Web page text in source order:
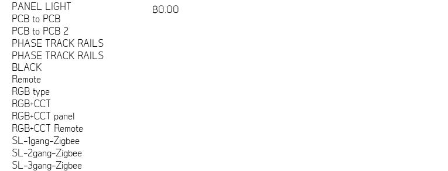
PANEL LIGHT
PCB to PCB
PCB to PCB 2
PHASE TRACK RAILS
PHASE TRACK RAILS
BLACK
Remote
RGB type
RGB+CCT
RGB+CCT panel
RGB+CCT Remote
SL-1gang-Zigbee
SL-2gang-Zigbee
SL-3gang-Zigbee
ราคา
฿0.00